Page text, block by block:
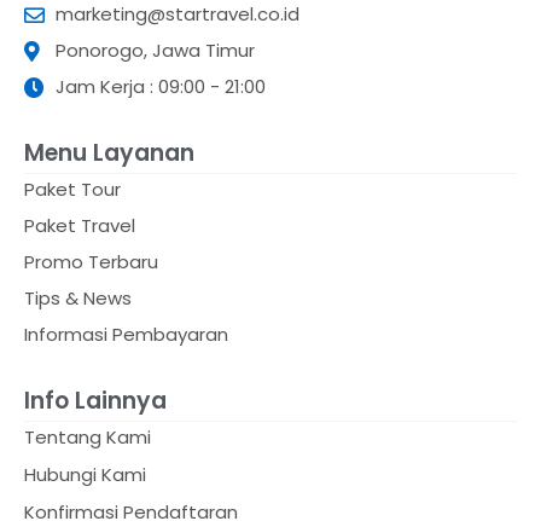
marketing@startravel.co.id
Ponorogo, Jawa Timur
Jam Kerja : 09:00 - 21:00
Menu Layanan
Paket Tour
Paket Travel
Promo Terbaru
Tips & News
Informasi Pembayaran
Info Lainnya
Tentang Kami
Hubungi Kami
Konfirmasi Pendaftaran